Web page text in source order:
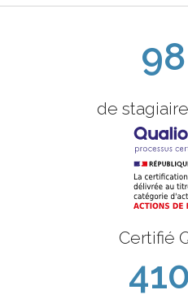
de
Certifié